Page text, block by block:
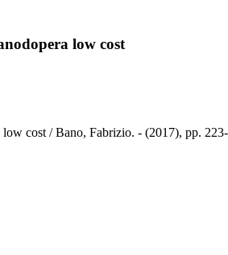
low cost
cost / Bano, Fabrizio. - (2017), pp.